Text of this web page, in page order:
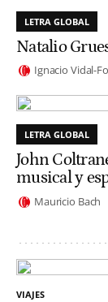
LETRA GLOBAL
Natalio
Ignacio Vidal-
LETRA GLOBAL
John
musical y
Mauricio Bach
VIAJES